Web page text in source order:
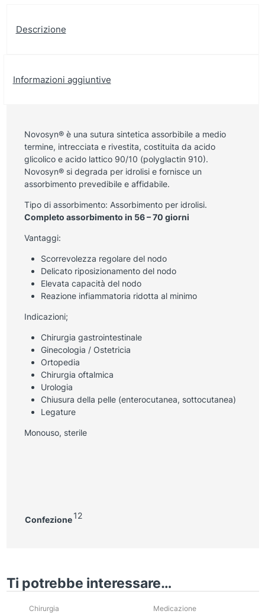
Descrizione
Informazioni aggiuntive
Novosyn® è una sutura sintetica assorbibile a medio
termine, intrecciata e rivestita, costituita da acido
glicolico e acido lattico 90/10 (polyglactin 910).
Novosyn® si degrada per idrolisi e fornisce un
assorbimento prevedibile e affidabile.
Tipo di assorbimento: Assorbimento per idrolisi.
Completo assorbimento in 56 – 70 giorni
Vantaggi:
Scorrevolezza regolare del nodo
Delicato riposizionamento del nodo
Elevata capacità del nodo
Reazione infiammatoria ridotta al minimo
Indicazioni;
Chirurgia gastrointestinale
Ginecologia / Ostetricia
Ortopedia
Chirurgia oftalmica
Urologia
Chiusura della pelle (enterocutanea, sottocutanea)
Legature
Monouso, sterile
Confezione 12
Ti potrebbe interessare…
Chirurgia Medicazione